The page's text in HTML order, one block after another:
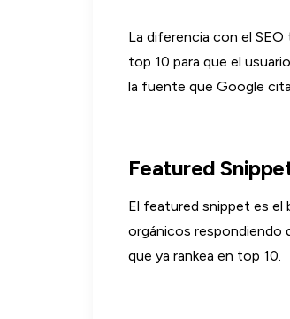
La diferencia con el
top 10 para que el
la fuente que Google
Featured
El featured snippet es el
orgánicos respondiendo
que ya rankea en top 10.